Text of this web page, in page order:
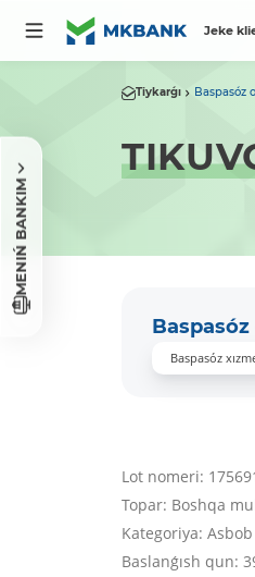
Jeke
MENIŃ BANKIM
Tiykarǵı Baspasóz
Baspasóz
Baspasóz
Lot nomeri:
Topar: Boshqa
Kategoriya:
Baslanǵısh qun: